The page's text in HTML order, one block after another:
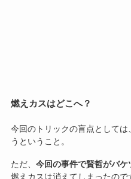
燃えカスはどこへ？
今回のトリックの盲点として
うということ。
ただ、 今回の事件で賢哲がバ
燃えカスは消えてしまったので